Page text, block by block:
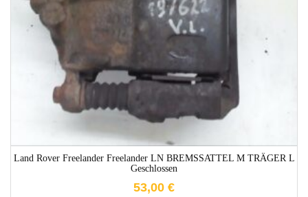
Land Rover Freelander Freelander LN BREMSSATTEL M TRÄGER L
Geschlossen
53,00 €
1-3 Werktage